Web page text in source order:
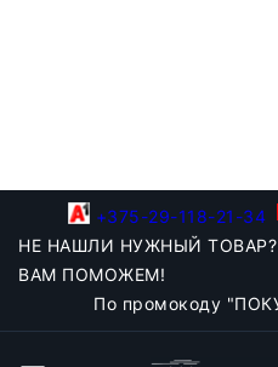
+375-29-118-21-34
НЕ НАШЛИ НУЖНЫЙ
ВАМ ПОМОЖЕМ!
По промокоду